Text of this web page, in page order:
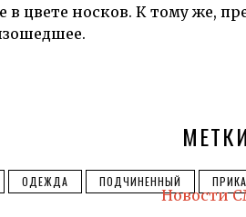
в цвете носков. К тому же,
ОДЕЖДА ПОДЧИНЕННЫЙ
Новости